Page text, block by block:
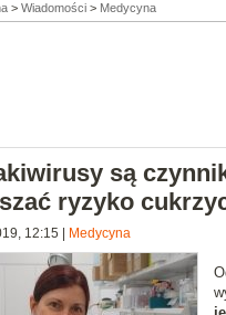
> Wiadomości > Medycyna
są
ryzyko
12:15 Medycyna